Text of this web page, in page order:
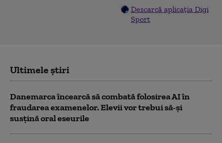
Descarcă aplicația Digi
Sport
Ultimele știri
Danemarca încearcă să combată folosirea AI în
fraudarea examenelor. Elevii vor trebui să-şi
susţină oral eseurile